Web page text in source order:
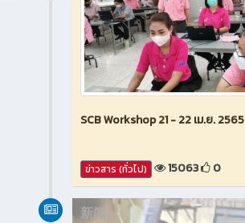
SCB Workshop 21 - 22 เม.ย. 2565
ข่าวสาร (ทั่วไป) 15063 0
新闻